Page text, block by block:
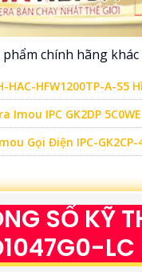
chính hãng
HAC-HFW1200TP-A-S5
Imou IPC GK2DP 5C0WE
Gọi Điện IPC-GK2CP-
SỐ KỸ
LC